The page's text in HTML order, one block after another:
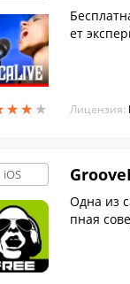
★★ ★
★★ ★
ет
Лицензия:
iOS
Одна из
пная